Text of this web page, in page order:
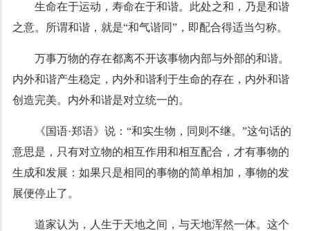
生命在于运动，寿命在于和谐。此处之和，乃是和谐
之意。所谓和谐，就是“和气谐同”，即配合得适当匀称。
万事万物的存在都离不开该事物内部与外部的和谐。
内外和谐产生稳定，内外和谐利于生命的存在，内外和谐
创造完美。内外和谐是对立统一的。
《国语·郑语》说：“和实生物，同则不继。”这句话的
意思是，只有对立物的相互作用和相互配合，才有事物的
生成和发展：如果只是相同的事物的简单相加，事物的发
展便停止了。
道家认为，人生于天地之间，与天地浑然一体。这个